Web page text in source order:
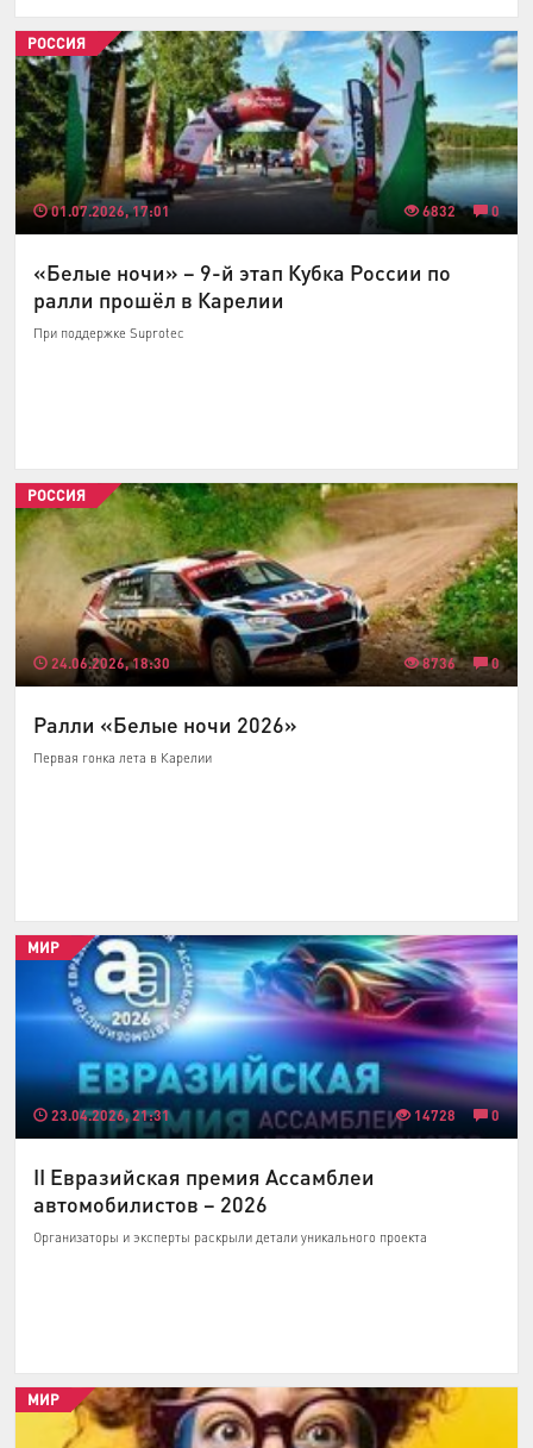
01.07.2026, 17:01 6832 0
РОССИЯ
«Белые ночи» – 9-й этап Кубка России по
ралли прошёл в Карелии
При поддержке Suprotec
24.06.2026, 18:30 8736 0
РОССИЯ
Ралли «Белые ночи 2026»
Первая гонка лета в Карелии
23.04.2026, 21:31 14728 0
МИР
II Евразийская премия Ассамблеи
автомобилистов – 2026
Организаторы и эксперты раскрыли детали уникального проекта
МИР